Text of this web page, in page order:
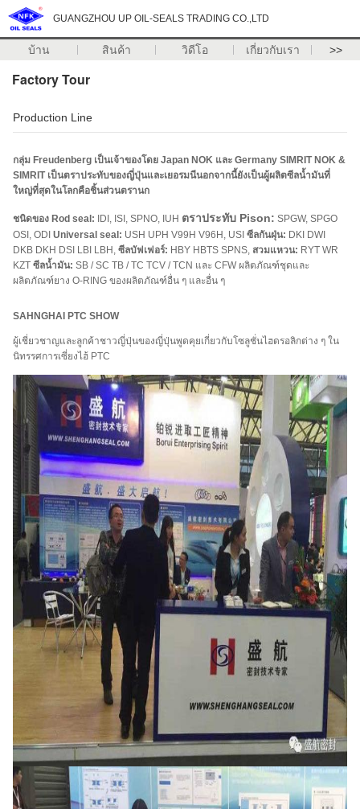
GUANGZHOU UP OIL-SEALS TRADING CO.,LTD
บ้าน สินค้า วิดีโอ เกี่ยวกับเรา >>
Factory Tour
Production Line
กลุ่ม Freudenberg เป็นเจ้าของโดย Japan NOK และ Germany SIMRIT NOK &
SIMRIT เป็นตราประทับของญี่ปุ่นและเยอรมนีนอกจากนี้ยังเป็นผู้ผลิตซีลน้ำมันที่
ใหญ่ที่สุดในโลกคือชิ้นส่วนตรานก
ชนิดของ Rod seal: IDI, ISI, SPNO, IUH ตราประทับ Pison: SPGW, SPGO
OSI, ODI Universal seal: USH UPH V99H V96H, USI ซีลกันฝุ่น: DKI DWI
DKB DKH DSI LBI LBH, ซีลบัฟเฟอร์: HBY HBTS SPNS, สวมแหวน: RYT WR
KZT ซีลน้ำมัน: SB / SC TB / TC TCV / TCN และ CFW ผลิตภัณฑ์ชุดและ
ผลิตภัณฑ์ยาง O-RING ของผลิตภัณฑ์อื่น ๆ และอื่น ๆ
SAHNGHAI PTC SHOW
ผู้เชี่ยวชาญและลูกค้าชาวญี่ปุ่นของญี่ปุ่นพูดคุยเกี่ยวกับโซลูชั่นไฮดรอลิกต่าง ๆ ใน
นิทรรศการเซี่ยงไฮ้ PTC